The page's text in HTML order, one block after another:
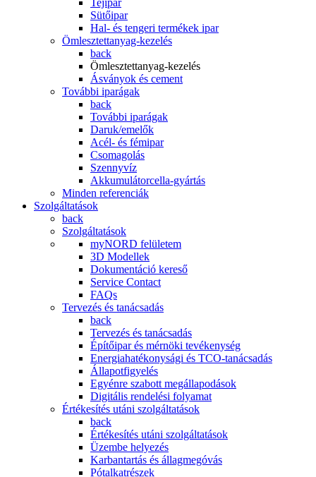
Tejipar
Sütőipar
Hal- és tengeri termékek ipar
Ömlesztettanyag-kezelés
back
Ömlesztettanyag-kezelés
Ásványok és cement
További iparágak
back
További iparágak
Daruk/emelők
Acél- és fémipar
Csomagolás
Szennyvíz
Akkumulátorcella-gyártás
Minden referenciák
Szolgáltatások
back
Szolgáltatások
myNORD felületem
3D Modellek
Dokumentáció kereső
Service Contact
FAQs
Tervezés és tanácsadás
back
Tervezés és tanácsadás
Építőipar és mérnöki tevékenység
Energiahatékonysági és TCO-tanácsadás
Állapotfigyelés
Egyénre szabott megállapodások
Digitális rendelési folyamat
Értékesítés utáni szolgáltatások
back
Értékesítés utáni szolgáltatások
Üzembe helyezés
Karbantartás és állagmegóvás
Pótalkatrészek